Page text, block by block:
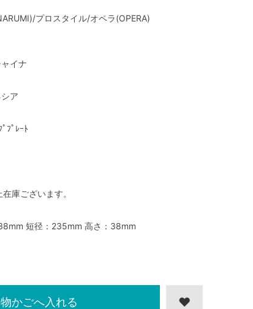
プロスタイル/オペラ(OPERA)
イナ
ア
ﾌﾟﾚｰﾄ
庫ございます。
短径：235mm 高さ：38mm
かごへ入れる